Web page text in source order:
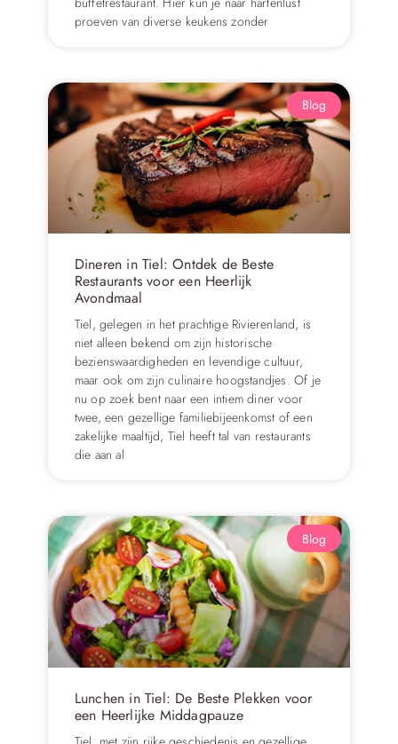
proeven van diverse keukens zonder
Blog
Dineren in Tiel: Ontdek de Beste
Restaurants voor een Heerlijk
Avondmaal
Tiel, gelegen in het prachtige Rivierenland, is
niet alleen bekend om zijn historische
bezienswaardigheden en levendige cultuur,
maar ook om zijn culinaire hoogstandjes. Of je
nu op zoek bent naar een intiem diner voor
twee, een gezellige familiebijeenkomst of een
zakelijke maaltijd, Tiel heeft tal van restaurants
die aan al
Blog
Lunchen in Tiel: De Beste Plekken voor
een Heerlijke Middagpauze